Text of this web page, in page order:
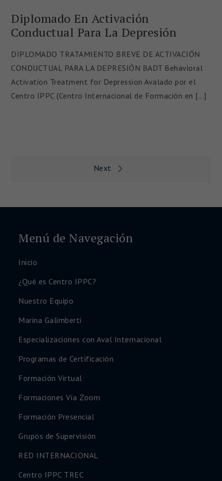
Diplomado En Activación
Conductual Para La Depresión
DIPLOMADO TRATAMIENTO BREVE DE ACTIVACIÓN
CONDUCTUAL PARA LA DEPRESIÓN BADT Behavioral
Activation Treatment for Depression Avalado por el
Centro IPPC (Centro Internacional de Formación en […]
Navegación
de
Next
Menú de Navegación
Inicio
¿Qué es Centro IPPC?
Nuestro Equipo
Marina Galimberti
Especializaciones con Aval Internacional
Programas de Certificación
Formación Virtual
Formaciones Vía Zoom
Formación Presencial
Grupos de Supervisión
RED INTERNACIONAL
Centro IPPC TREC